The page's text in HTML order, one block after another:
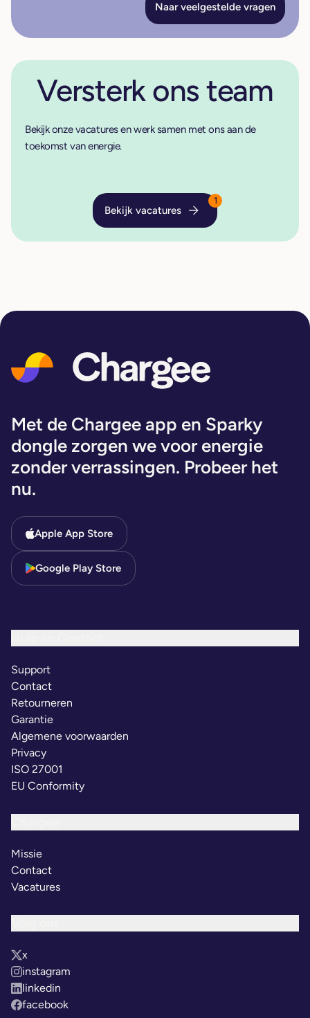
Naar veelgestelde vragen
Versterk ons team
Bekijk onze vacatures en werk samen met ons aan de
toekomst van energie.
Bekijk vacatures
1
Met de Chargee app en Sparky
dongle zorgen we voor energie
zonder verrassingen. Probeer het
nu.
Apple App Store
Google Play Store
Support
Contact
Retourneren
Garantie
Algemene voorwaarden
Privacy
ISO 27001
EU Conformity
Missie
Contact
Vacatures
x
instagram
linkedin
facebook